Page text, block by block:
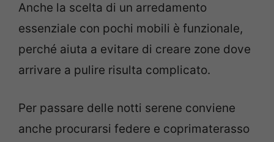
Anche la scelta di un arredamento
essenziale con pochi mobili è funzionale,
perché aiuta a evitare di creare zone dove
arrivare a pulire risulta complicato.
Per passare delle notti serene conviene
anche procurarsi federe e coprimaterasso